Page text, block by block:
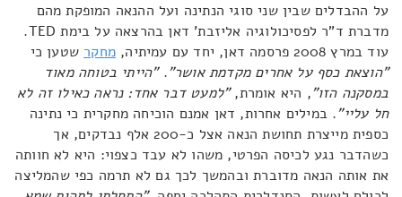
על ההבדלים שבין שני סוגי הנתינה ועל ההנאה המופקת מהם
מדברת ד"ר לפסיכולוגיה אליזבת' דאן בהרצאה על בימת TED.
עוד במרץ 2008 פרסמה דאן, יחד עם עמיתיה,
מחקר שטען כי
"הוצאת כסף על אחרים מקדמת אושר"."הייתי בטוחה מאוד
במסקנה הזו", היא אומרת,"למעט דבר אחד: נראה כאילו זה לא
חל עליי". במילים אחרות, דאן אמנם הוכיחה מחקרית כי נתינה
כספית מייצרת תחושת הנאה אצל כ-200 אלף נבדקים, אך
כשהדבר נגע לכיסה הפרטי, משהו לא עבד כצפוי: היא לא חוותה
את אותה הנאה מדוברת ובהמשך לכך גם לא תרמה כפי שהמליצה